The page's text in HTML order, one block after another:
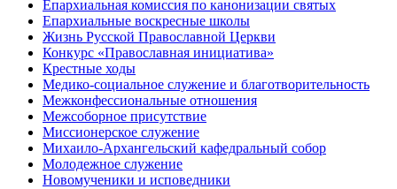
Епархиальная комиссия по канонизации святых
Епархиальные воскресные школы
Жизнь Русской Православной Церкви
Конкурс «Православная инициатива»
Крестные ходы
Медико-социальное служение и благотворительность
Межконфессиональные отношения
Межсоборное присутствие
Миссионерское служение
Михаило-Архангельский кафедральный собор
Молодежное служение
Новомученики и исповедники